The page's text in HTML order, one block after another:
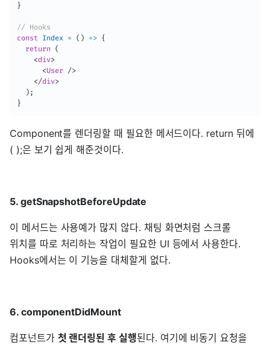
}
// Hooks
const
Index = ( ) => {
return
(
<div>
<User />
</div>
) ;
}
Component를 렌더링할 때 필요한 메서드이다. return 뒤에
( );은 보기 쉽게 해준것이다.
5. getSnapshotBeforeUpdate
이 메서드는 사용예가 많지 않다. 채팅 화면처럼 스크롤
위치를 따로 처리하는 작업이 필요한 UI 등에서 사용한다.
Hooks에서는 이 기능을 대체할게 없다.
6. componentDidMount
컴포넌트가 첫 랜더링된 후 실행된다. 여기에 비동기 요청을